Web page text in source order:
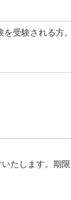
受験される方。
たします。期